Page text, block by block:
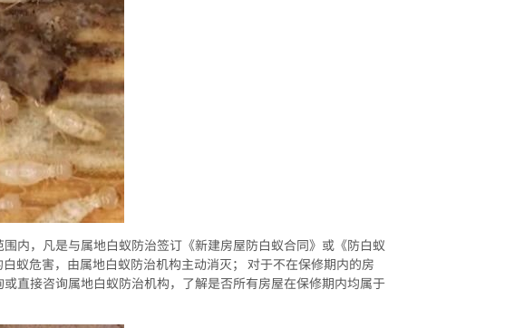
内，凡是与属地白蚁防治签订《新建房屋防白蚁合同》或《防白蚁
蚁危害，由属地白蚁防治机构主动消灭； 对于不在保修期内的房
直接咨询属地白蚁防治机构，了解是否所有房屋在保修期内均属于